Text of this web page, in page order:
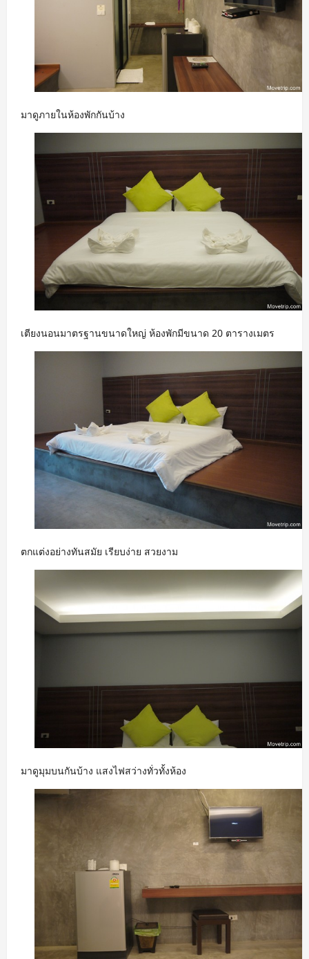
มาดูภายในห้องพักกันบ้าง
เตียงนอนมาตรฐานขนาดใหญ่ ห้องพักมีขนาด 20 ตารางเมตร
ตกแต่งอย่างทันสมัย เรียบง่าย สวยงาม
มาดูมุมบนกันบ้าง แสงไฟสว่างทั่วทั้งห้อง